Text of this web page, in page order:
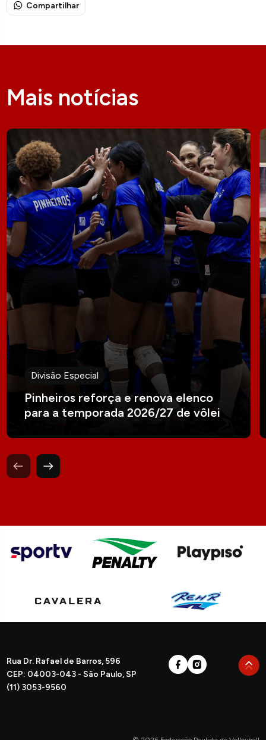
Compartilhar
Mais notícias
Divisão Especial
Pinheiros reforça e renova elenco
para a temporada 2026/27 de vôlei
Rua Dr. Rafael de Barros, 596
CEP: 04003-043 - São Paulo, SP
(11) 3053-9560